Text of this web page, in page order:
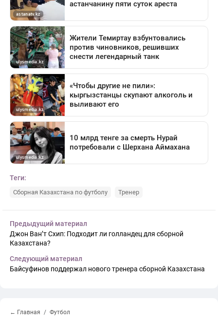
Теги:
Сборная Казахстана по футболу Тренер
Предыдущий материал
Джон Ван’т Схип: Подходит ли голландец для сборной
Казахстана?
Следующий материал
Байсуфинов поддержал нового тренера сборной Казахстана
← Главная Футбол